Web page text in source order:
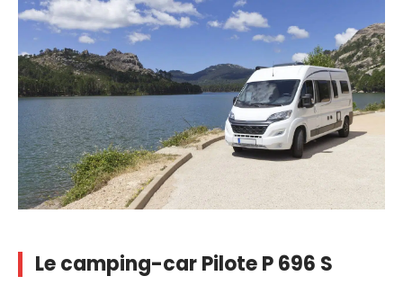
Le camping-car Pilote P 696 S